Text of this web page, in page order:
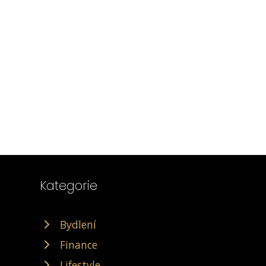
Kategorie
Bydlení
Finance